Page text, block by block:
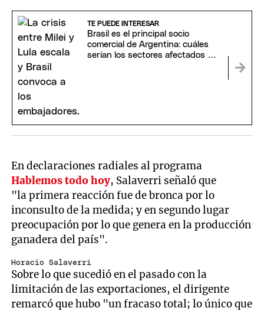
TE PUEDE INTERESAR
Brasil es el principal socio
comercial de Argentina: cuáles
serían los sectores afectados si
En declaraciones radiales al programa
Hablemos todo hoy, Salaverri señaló que
"la primera reacción fue de bronca por lo
inconsulto de la medida; y en segundo lugar
preocupación por lo que genera en la producción
ganadera del país".
Horacio Salaverri
Sobre lo que sucedió en el pasado con la
limitación de las exportaciones, el dirigente
remarcó que hubo "un fracaso total; lo único que